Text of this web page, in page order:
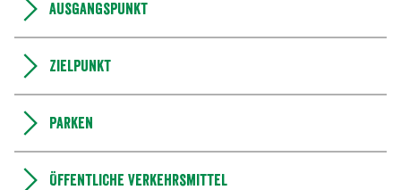
Ausgangspunkt
Zielpunkt
Parken
Öffentliche Verkehrsmittel